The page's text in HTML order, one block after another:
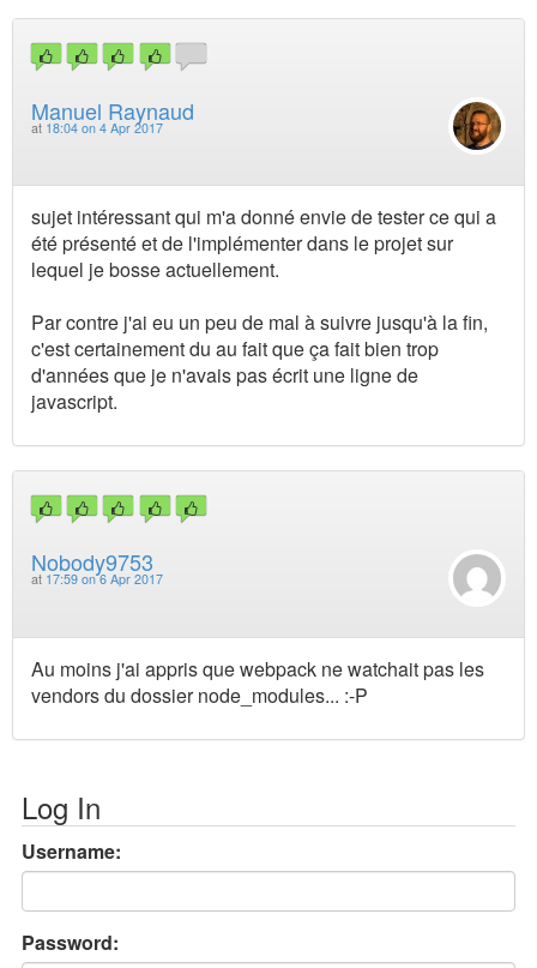
Manuel Raynaud
at 18:04 on 4 Apr 2017
sujet intéressant qui m'a donné envie de tester ce qui a
été présenté et de l'implémenter dans le projet sur
lequel je bosse actuellement.
Par contre j'ai eu un peu de mal à suivre jusqu'à la fin,
c'est certainement du au fait que ça fait bien trop
d'années que je n'avais pas écrit une ligne de
javascript.
Nobody9753
at 17:59 on 6 Apr 2017
Au moins j'ai appris que webpack ne watchait pas les
vendors du dossier node_modules... :-P
Log In
Username:
Password: